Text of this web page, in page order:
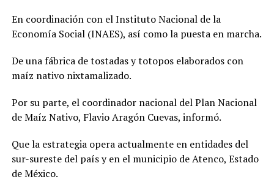
En coordinación con el Instituto Nacional de la
Economía Social (INAES), así como la puesta en marcha.
De una fábrica de tostadas y totopos elaborados con
maíz nativo nixtamalizado.
Por su parte, el coordinador nacional del Plan Nacional
de Maíz Nativo, Flavio Aragón Cuevas, informó.
Que la estrategia opera actualmente en entidades del
sur-sureste del país y en el municipio de Atenco, Estado
de México.